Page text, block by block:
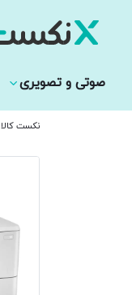
صوتی و تصویری
نکست کالا